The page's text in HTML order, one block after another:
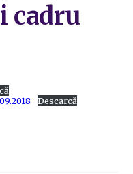
cadru
Descarcă